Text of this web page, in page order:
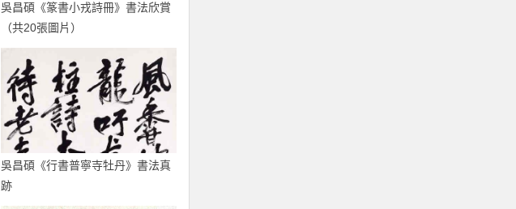
吳昌碩《篆書小戎詩冊》書法欣賞
（共20張圖片）
吳昌碩《行書普寧寺牡丹》書法真
跡